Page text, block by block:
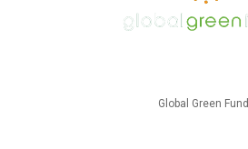
Global Green Fund